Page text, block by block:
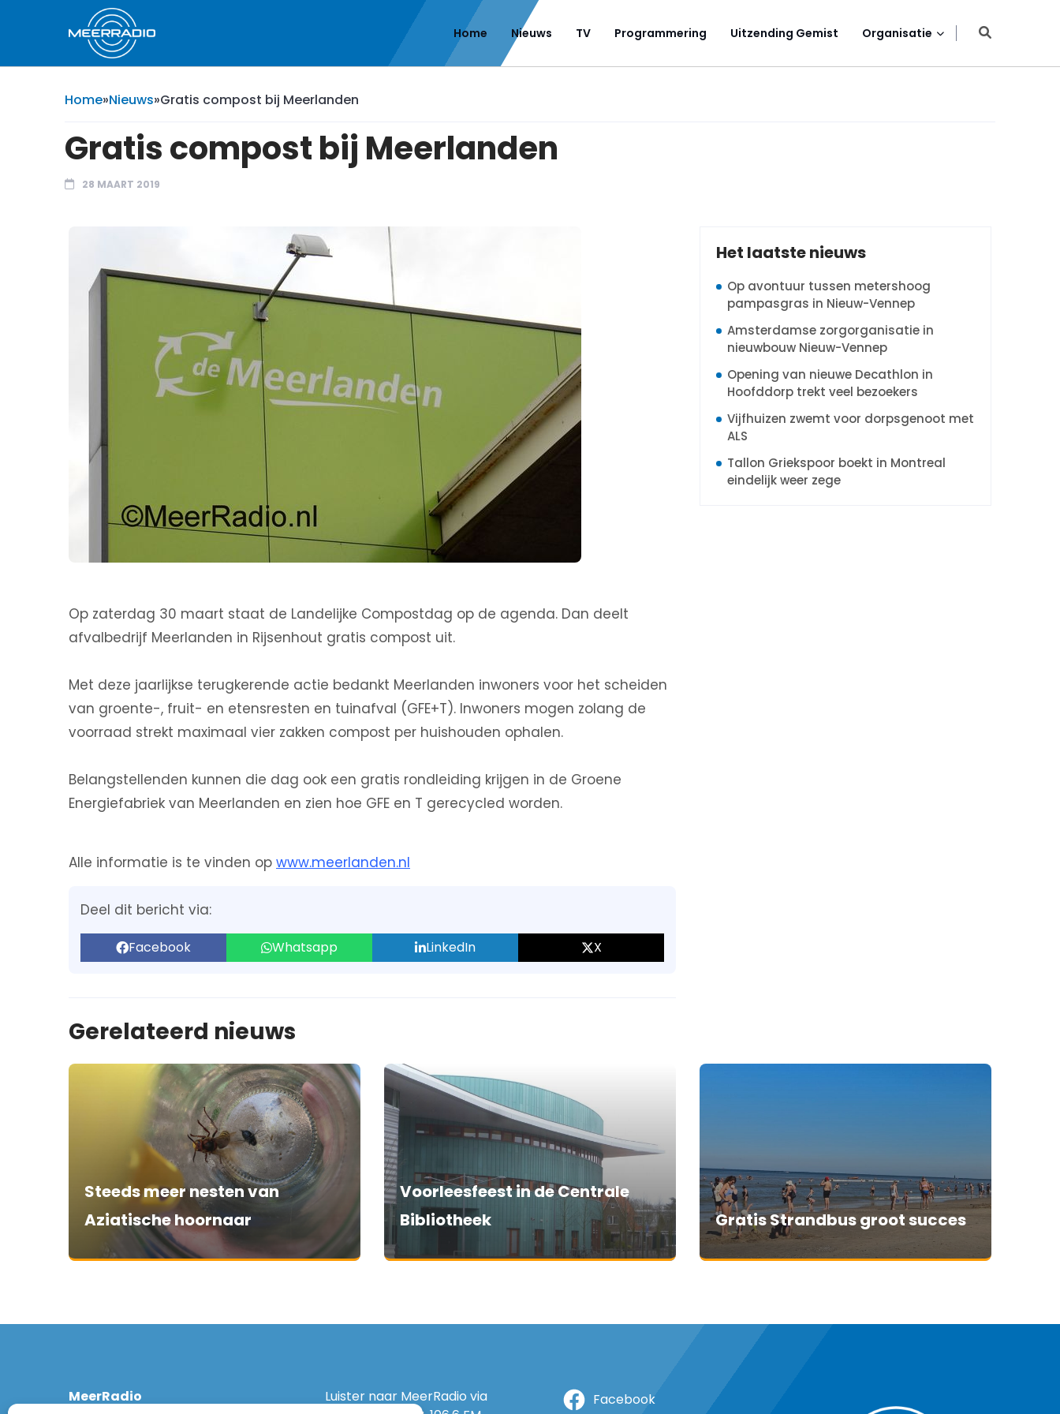
Home Nieuws TV Programmering Uitzending Gemist Organisatie
Home»Nieuws»Gratis compost bij Meerlanden
Gratis compost bij Meerlanden
28 MAART 2019
Op zaterdag 30 maart staat de Landelijke Compostdag op de agenda. Dan deelt
afvalbedrijf Meerlanden in Rijsenhout gratis compost uit.
Met deze jaarlijkse terugkerende actie bedankt Meerlanden inwoners voor het scheiden
van groente-, fruit- en etensresten en tuinafval (GFE+T). Inwoners mogen zolang de
voorraad strekt maximaal vier zakken compost per huishouden ophalen.
Belangstellenden kunnen die dag ook een gratis rondleiding krijgen in de Groene
Energiefabriek van Meerlanden en zien hoe GFE en T gerecycled worden.
Alle informatie is te vinden op www.meerlanden.nl
Deel dit bericht via:
Facebook Whatsapp LinkedIn X
Het laatste nieuws
Op avontuur tussen metershoog
pampasgras in Nieuw-Vennep
Amsterdamse zorgorganisatie in
nieuwbouw Nieuw-Vennep
Opening van nieuwe Decathlon in
Hoofddorp trekt veel bezoekers
Vijfhuizen zwemt voor dorpsgenoot met
ALS
Tallon Griekspoor boekt in Montreal
eindelijk weer zege
Gerelateerd nieuws
Steeds meer nesten van
Aziatische hoornaar
Voorleesfeest in de Centrale
Bibliotheek
Gratis Strandbus groot succes
MeerRadio
Luister naar MeerRadio via
Facebook